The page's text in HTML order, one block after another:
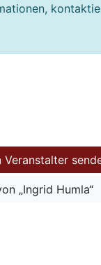
„Ingrid Humla“